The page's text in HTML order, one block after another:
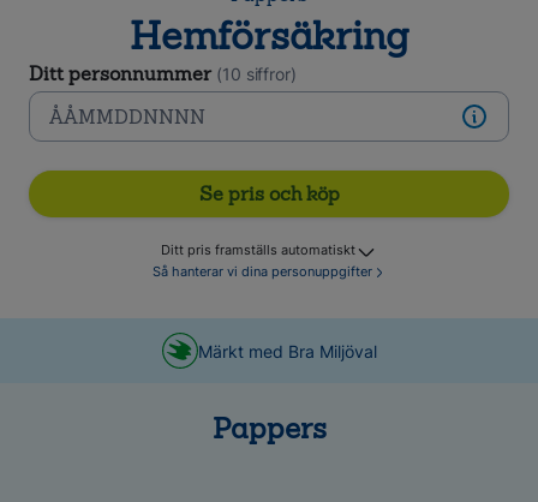
Hemförsäkring
Ditt personnummer (10 siffror)
Se pris och köp
Ditt pris framställs automatiskt
Så hanterar vi dina personuppgifter
Märkt med Bra Miljöval
Pappers